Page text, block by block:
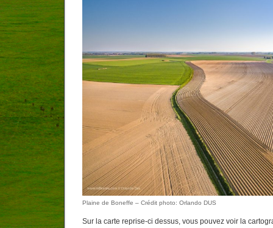
Plaine de Boneffe – Crédit photo: Orlando DUS
Sur la carte reprise-ci dessus, vous pouvez voir la